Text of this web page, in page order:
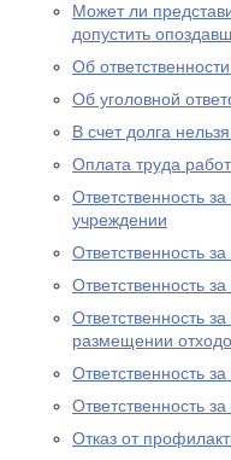
Может ли
допустить
Об
Об уголовной
В счет долга
Оплата труда
Ответственность
учреждении
Ответственность
Ответственность
Ответственность
размещении
Ответственность
Ответственность
Отказ от